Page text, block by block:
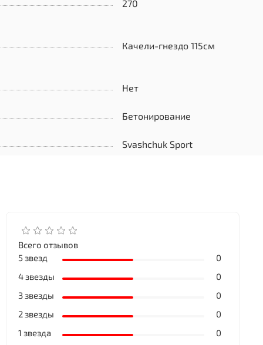
270
Качели-гнездо 115см
Нет
Бетонирование
Svashchuk Sport
Всего отзывов
5 звезд
0
4 звезды
0
3 звезды
0
2 звезды
0
1 звезда
0